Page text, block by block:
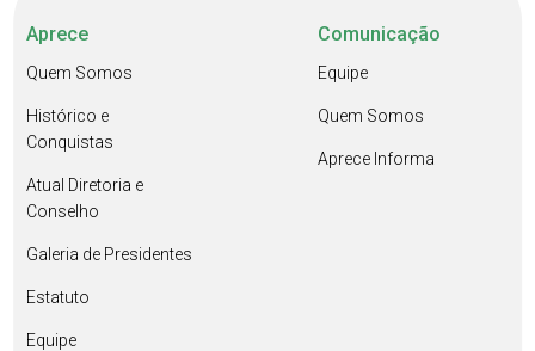
Aprece
Quem Somos
Histórico e
Conquistas
Atual Diretoria e
Conselho
Galeria de Presidentes
Estatuto
Equipe
Comunicação
Equipe
Quem Somos
Aprece Informa